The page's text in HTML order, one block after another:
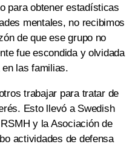
para obtener estadísticas
mentales, no recibimos
de que ese grupo no
fue escondida y olvidada
las familias.
trabajar para tratar de
Esto llevó a Swedish
y la Asociación de
actividades de defensa